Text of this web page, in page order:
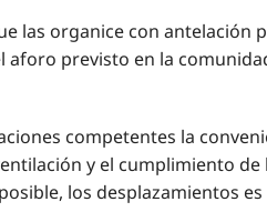
las organice con
aforo previsto en la
competentes la
y el cumplimiento
los desplazamientos